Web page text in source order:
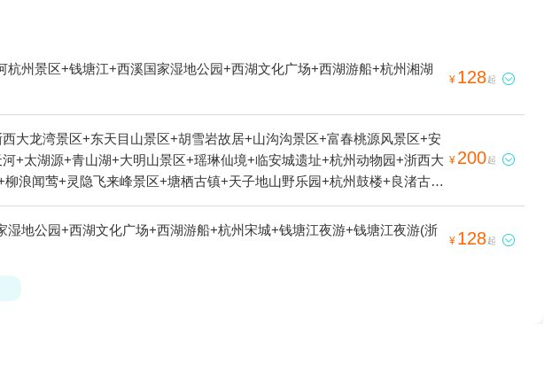
州景区+钱塘江+西溪国家湿地公园+西湖文化广场+西湖游船+杭州湘湖
¥ 128起 
大龙湾景区+东天目山景区+胡雪岩故居+山沟沟景区+富春桃源风景区+安
+太湖源+青山湖+大明山景区+瑶琳仙境+临安城遗址+杭州动物园+浙西大
浪闻莺+灵隐飞来峰景区+塘栖古镇+天子地山野乐园+杭州鼓楼+良渚古城
博物馆+西湖音乐喷泉+太子湾公园+西湖天地+西溪国家湿地公园+大明
草堂+临安碧雪湖山庄+临安碧雪湖真人CS基地+临安圆正宾馆笋宴自助
溪庄园+瑶琳国家森林公园+猎鹰CS野战（西溪湿地）+临安水源水上乐
区+西溪湿地高庄+杭州西溪喜来登度假大酒店+杭州兰里景区+杭州X秀
+浙江西湖美术馆+西湖龙井山园+临安十门峡雪域谷温泉+浙江省非物质
岭天观+上海 · 黑秀（hey show）丨小黑互动脱口秀+桐庐天子地景区度
¥ 200起 
地公园+西湖文化广场+西湖游船+杭州宋城+钱塘江夜游+钱塘江夜游(浙
¥ 128起 